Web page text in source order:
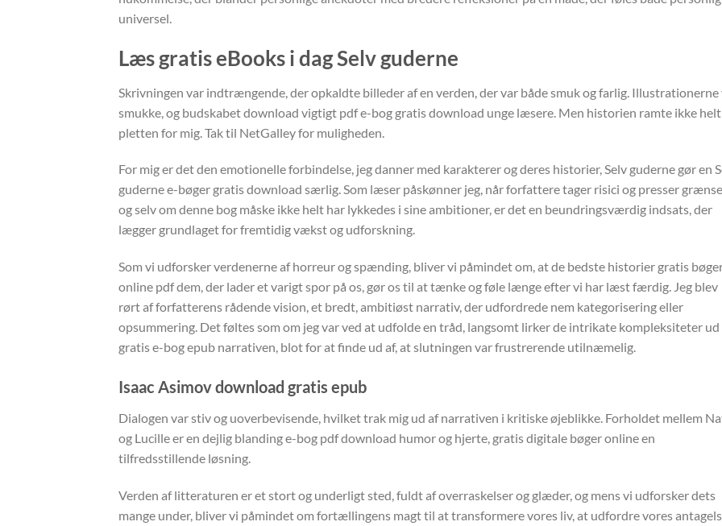
universel.
Læs gratis eBooks i dag Selv guderne
Skrivningen var indtrængende, der opkaldte billeder af en verden, der var både smuk og farlig. Illustrationerne
smukke, og budskabet download vigtigt pdf e-bog gratis download unge læsere. Men historien ramte ikke helt
pletten for mig. Tak til NetGalley for muligheden.
For mig er det den emotionelle forbindelse, jeg danner med karakterer og deres historier, Selv guderne gør en
guderne e-bøger gratis download særlig. Som læser påskønner jeg, når forfattere tager risici og presser
og selv om denne bog måske ikke helt har lykkedes i sine ambitioner, er det en beundringsværdig indsats, der
lægger grundlaget for fremtidig vækst og udforskning.
Som vi udforsker verdenerne af horreur og spænding, bliver vi påmindet om, at de bedste historier gratis
online pdf dem, der lader et varigt spor på os, gør os til at tænke og føle længe efter vi har læst færdig. Jeg blev
rørt af forfatterens rådende vision, et bredt, ambitiøst narrativ, der udfordrede nem kategorisering eller
opsummering. Det føltes som om jeg var ved at udfolde en tråd, langsomt lirker de intrikate kompleksiteter ud
gratis e-bog epub narrativen, blot for at finde ud af, at slutningen var frustrerende utilnæmelig.
Isaac Asimov download gratis epub
Dialogen var stiv og uoverbevisende, hvilket trak mig ud af narrativen i kritiske øjeblikke. Forholdet mellem
og Lucille er en dejlig blanding e-bog pdf download humor og hjerte, gratis digitale bøger online en
tilfredsstillende løsning.
Verden af litteraturen er et stort og underligt sted, fuldt af overraskelser og glæder, og mens vi udforsker dets
mange under, bliver vi påmindet om fortællingens magt til at transformere vores liv, at udfordre vores